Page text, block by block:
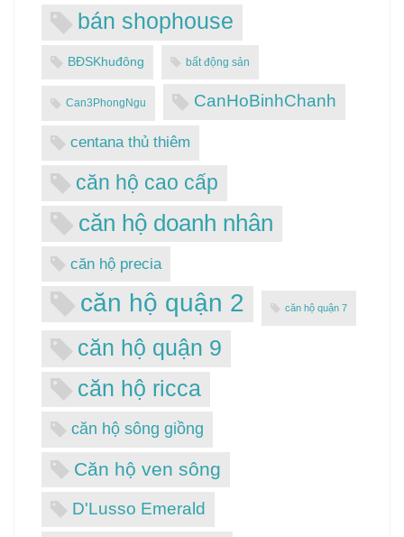
bán shophouse
BĐSKhuđông bất động sản
Can3PhongNgu CanHoBinhChanh
centana thủ thiêm
căn hộ cao cấp
căn hộ doanh nhân
căn hộ precia
căn hộ quận 2 căn hộ quận 7
căn hộ quận 9
căn hộ ricca
căn hộ sông giồng
Căn hộ ven sông
D'Lusso Emerald